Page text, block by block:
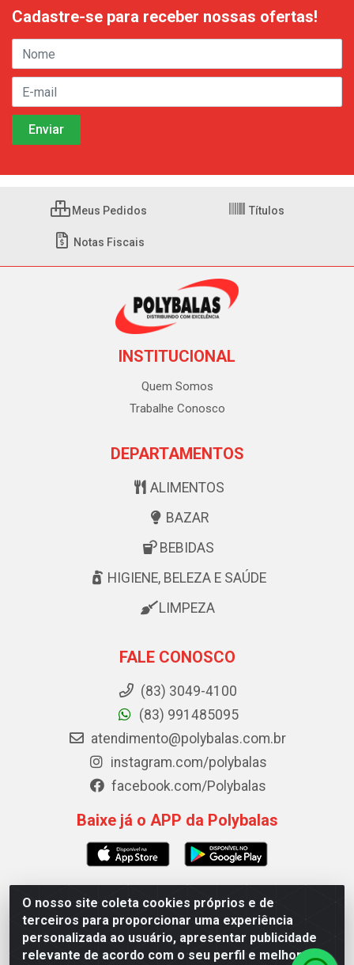
O nosso site coleta cookies próprios e de
terceiros para proporcionar uma experiência
personalizada ao usuário, apresentar publicidade
relevante de acordo com o seu perfil e melhorar a
Cadastre-se para receber nossas ofertas!
Meus Pedidos Títulos
Notas Fiscais
INSTITUCIONAL
Quem Somos
Trabalhe Conosco
DEPARTAMENTOS
ALIMENTOS
BAZAR
BEBIDAS
HIGIENE, BELEZA E SAÚDE
LIMPEZA
FALE CONOSCO
(83) 3049-4100
(83) 991485095
atendimento@polybalas.com.br
instagram.com/polybalas
facebook.com/Polybalas
Baixe já o APP da Polybalas
Polybalas - Rua João Miguel de Souza, 173 Galpão B -
Ernesto Geisel, João Pessoa/PB - CEP 58.075-075 - CNPJ
00.909.327/0002-61